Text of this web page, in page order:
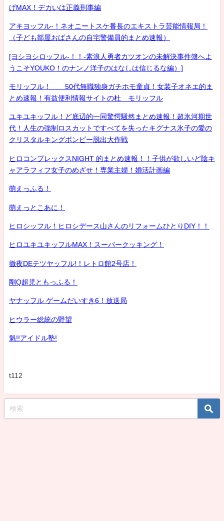
げMAX！デカいは正義刑事編
アキヨッフル-！ネオニートスケ番長のエキストラ芸能情報局！
（子ども部屋おばさんの自宅警備員的まとめ速報）
[ヨシヨシロッフル-！！-素浪人勇者カツオンの未解決事件簿へよ
うこそYOUKO！のナンノ洋子のはなしは信じるな編）]
モリッフル！ 50代無職独身ガチホモ童貞！女装子オネエ的ま
とめ速報！有益便利情報サイトの杜 モリッフル
ユキユキッフル！ど底辺的一同驚愕騒然まとめ速報！超氷河期世
代！人生の強制ロスカットですべてを失ったキグナス氷子の愛の
クリスタルキングボンビー脱出大作戦
ヒロコンプレックスNIGHT 的まとめ速報！！子供が欲しいど陰キ
ャアラフィフ女子のめざせ！専業主婦！婚活計画編
萌えっふる！
萌えっとこあに！
ヒロシッフル！ヒロシデース山さんのリフォームひとりDIY！！
ヒロユキユキッフルMAX！スーパークッキング！
徹夜DEテツヤッフル!！レトロ館2号店！
剛Q超児ともっふる！
ヤナッフル ゲームだいすき6！放送局
ヒウラー総統の野望
魁!!アイドル塾!
t112